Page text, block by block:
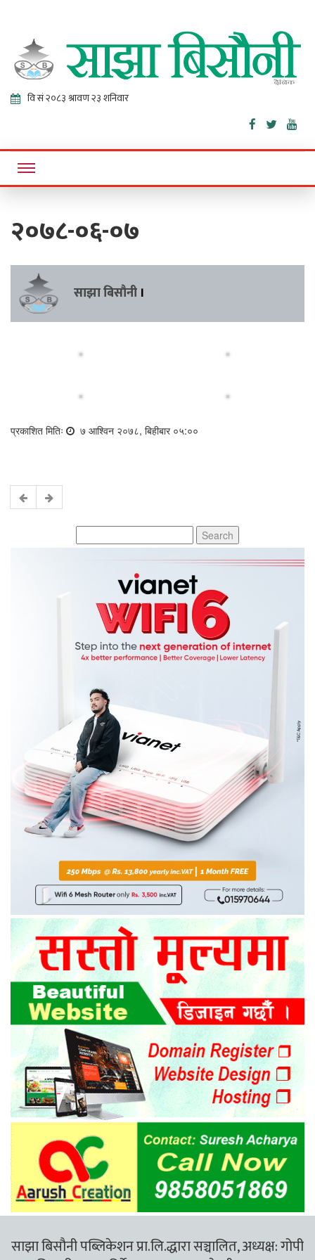
Sajha
Bisaunee
Online News Portal
२०७८-०६-०७
साझा बिसौनी ।
प्रकाशित मितिः ७ आश्विन २०७८, बिहीबार ०५:००
for:
साझा बिसौनी पब्लिकेशन प्रा.लि.द्धारा सञ्चालित, अध्यक्ष: गोपी